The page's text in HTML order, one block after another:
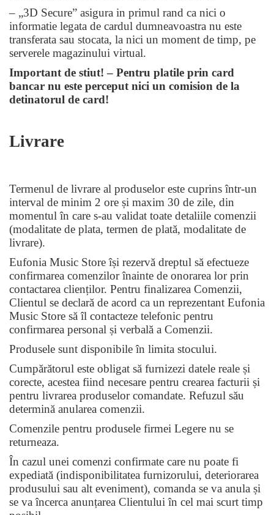
– „3D Secure” asigura in primul rand ca nici o
informatie legata de cardul dumneavoastra nu este
transferata sau stocata, la nici un moment de timp, pe
serverele magazinului virtual.
Important de stiut! – Pentru platile prin card
bancar nu este perceput nici un comision de la
detinatorul de card!
Livrare
Termenul de livrare al produselor este cuprins într-un
interval de minim 2 ore și maxim 30 de zile, din
momentul în care s-au validat toate detaliile comenzii
(modalitate de plata, termen de plată, modalitate de
livrare).
Eufonia Music Store își rezervă dreptul să efectueze
confirmarea comenzilor înainte de onorarea lor prin
contactarea clienților. Pentru finalizarea Comenzii,
Clientul se declară de acord ca un reprezentant Eufonia
Music Store să îl contacteze telefonic pentru
confirmarea personal și verbală a Comenzii.
Produsele sunt disponibile în limita stocului.
Cumpărătorul este obligat să furnizezi datele reale și
corecte, acestea fiind necesare pentru crearea facturii și
pentru livrarea produselor comandate. Refuzul său
determină anularea comenzii.
Comenzile pentru produsele firmei Legere nu se
returneaza.
În cazul unei comenzi confirmate care nu poate fi
expediată (indisponibilitatea furnizorului, deteriorarea
produsului sau alt eveniment), comanda se va anula și
se va încerca anunțarea Clientului în cel mai scurt timp